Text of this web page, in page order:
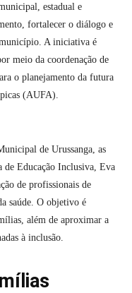
estadual e
fortalecer o diálogo e
A iniciativa é
meio da coordenação de
o planejamento da futura
(AUFA).
de Urussanga, as
de Educação Inclusiva, Eva
de profissionais de
saúde. O objetivo é
além de aproximar a
à inclusão.